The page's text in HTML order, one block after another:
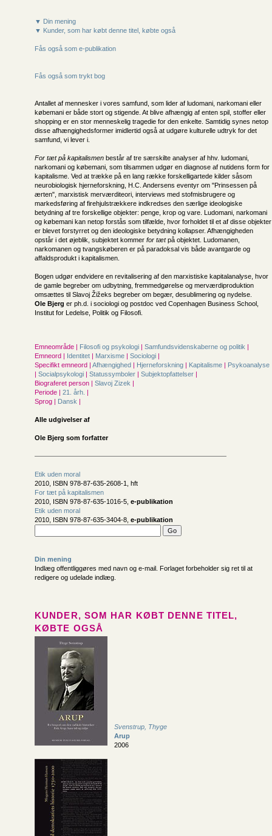
▼ Din mening
▼ Kunder, som har købt denne titel, købte også
Fås også som e-publikation
Fås også som trykt bog
Antallet af mennesker i vores samfund, som lider af ludomani, narkomani eller
købemani er både stort og stigende. At blive afhængig af enten spil, stoffer eller
shopping er en stor menneskelig tragedie for den enkelte. Samtidig synes netop
disse afhængighedsformer imidlertid også at udgøre kulturelle udtryk for det
samfund, vi lever i.
For tæt på kapitalismen består af tre særskilte analyser af hhv. ludomani,
narkomani og købemani, som tilsammen udgør en diagnose af nutidens form for
kapitalisme. Ved at trække på en lang række forskelligartede kilder såsom
neurobiologisk hjerneforskning, H.C. Andersens eventyr om "Prinsessen på
ærten", marxistisk merværditeori, interviews med stofmisbrugere og
markedsføring af firehjulstrækkere indkredses den særlige ideologiske
betydning af tre forskellige objekter: penge, krop og vare. Ludomani, narkomani
og købemani kan netop forstås som tilfælde, hvor forholdet til et af disse objekter
er blevet forstyrret og den ideologiske betydning kollapser. Afhængigheden
opstår i det øjeblik, subjektet kommer for tætpå objektet. Ludomanen,
narkomanen og tvangskøberen er på paradoksal vis både avantgarde og
affaldsprodukt i kapitalismen.
Bogen udgør endvidere en revitalisering af den marxistiske kapitalanalyse, hvor
de gamle begreber om udbytning, fremmedgørelse og merværdiproduktion
omsættes til Slavoj Žižeks begreber om begær, desublimering og nydelse.
Ole Bjerg er ph.d. i sociologi og postdoc ved Copenhagen Business School,
Institut for Ledelse, Politik og Filosofi.
Emneområde | Filosofi og psykologi | Samfunds­videnskaberne og politik |
Emneord | Identitet | Marxisme | Sociologi |
Specifikt emneord | Afhængighed | Hjerneforskning | Kapitalisme | Psykoanalyse
| Socialpsykologi | Statussymboler | Subjektopfattelser |
Biograferet person | Slavoj Zizek |
Periode | 21. årh. |
Sprog | Dansk |
Alle udgivelser af
Ole Bjerg som forfatter
Etik uden moral
2010, ISBN 978-87-635-2608-1, hft
For tæt på kapitalismen
2010, ISBN 978-87-635-1016-5, e-publikation
Etik uden moral
2010, ISBN 978-87-635-3404-8, e-publikation
Din mening
Indlæg offentliggøres med navn og e-mail. Forlaget forbeholder sig ret til at
redigere og udelade indlæg.
KUNDER, SOM HAR KØBT DENNE TITEL,
KØBTE OGSÅ
Svenstrup, Thyge
Arup
2006